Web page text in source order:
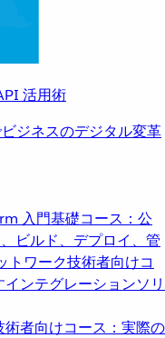
活用術
ジネスのデジタル変革
入門基礎コース：公
ビルド、デプロイ、管
トワーク技術者向けコ
ンテグレーションソリ
術者向けコース：実際の